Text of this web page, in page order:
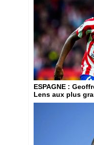
ESPAGNE :
Lens aux plus